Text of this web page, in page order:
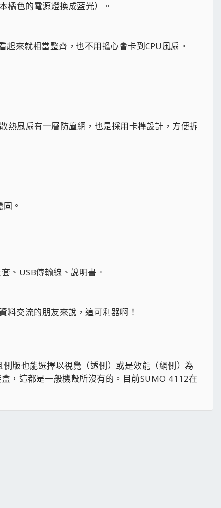
橘色的電源燈換成藍光）。
來就相當整齊，也不用擔心會卡到CPU風扇。
熱風扇有一層防塵網，也是採用卡榫設計，方便拆
。
、USB傳輸線、說明書。
交流的朋友來說，這可利器啊！
版也能選擇以視覺（透側）或是效能（網側）為
，這都是一般機殼所沒有的。目前SUMO 4112在